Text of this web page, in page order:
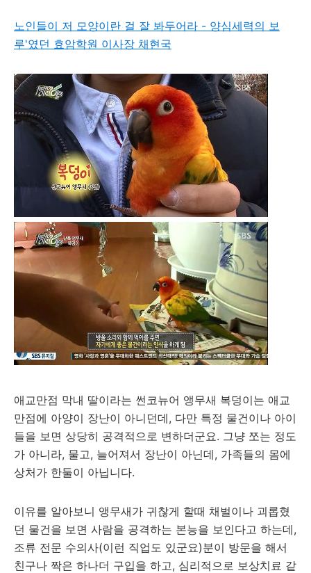
노인들이 저 모양이란 걸 잘 봐두어라 - 양심세력의 보
루'였던 효암학원 이사장 채현국
애교만점 막내 딸이라는 썬코뉴어 앵무새 복덩이는 애교
만점에 아양이 장난이 아니던데, 다만 특정 물건이나 아이
들을 보면 상당히 공격적으로 변하더군요. 그냥 쪼는 정도
가 아니라, 물고, 늘어져서 장난이 아닌데, 가족들의 몸에
상처가 한둘이 아닙니다.
이유를 알아보니 앵무새가 귀찮게 할때 채벌이나 괴롭혔
던 물건을 보면 사람을 공격하는 본능을 보인다고 하는데,
조류 전문 수의사(이런 직업도 있군요)분이 방문을 해서
친구나 짝은 하나더 구입을 하고, 심리적으로 보상치료 같